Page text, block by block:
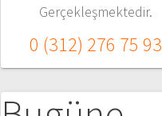
Gerçekleşmektedir.
0 (312) 276 75 93